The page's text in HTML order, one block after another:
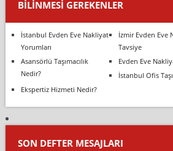
BILINMESI GEREKENLER
İstanbul Evden Eve Nakliyat
Yorumları
İzmir Evden Eve
Tavsiye
Asansörlü Taşımacılık
Nedir?
Evden Eve
İstanbul Ofis
Ekspertiz Hizmeti Nedir?
SON DEFTER MESAJLARI